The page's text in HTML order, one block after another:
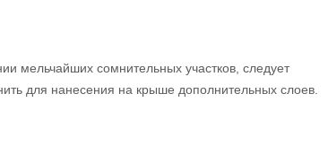
мельчайших сомнительных участков, следует
для нанесения на крыше дополнительных слоев.